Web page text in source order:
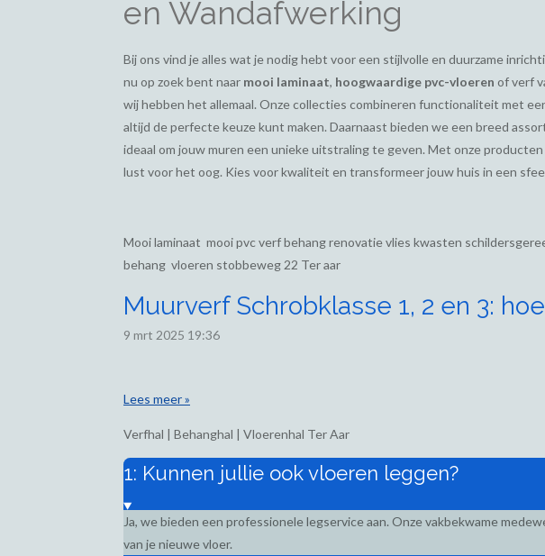
en Wandafwerking
Bij ons vind je alles wat je nodig hebt voor een stijlvolle en duurzame
nu op zoek bent naar mooi laminaat, hoogwaardige pvc-vloeren of verf
wij hebben het allemaal. Onze collecties combineren functionaliteit met
altijd de perfecte keuze kunt maken. Daarnaast bieden we een breed
ideaal om jouw muren een unieke uitstraling te geven. Met onze
lust voor het oog. Kies voor kwaliteit en transformeer jouw huis in een
Mooi laminaat mooi pvc verf behang renovatie vlies kwasten
behang vloeren stobbeweg 22 Ter aar
Muurverf Schrobklasse 1, 2 en 3:
9 mrt 2025 19:36
Lees meer »
Verfhal | Behanghal | Vloerenhal Ter Aar
1: Kunnen jullie ook vloeren leggen?
Ja, we bieden een professionele legservice aan. Onze vakbekwame
van je nieuwe vloer.